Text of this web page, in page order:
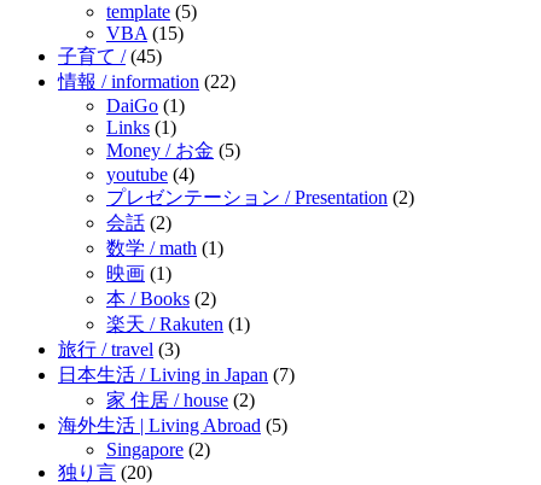
template (5)
VBA(15)
子育て /(45)
情報 / information (22)
DaiGo (1)
Links (1)
Money / お金 (5)
youtube (4)
プレゼンテーション / Presentation (2)
会話 (2)
数学 / math (1)
映画 (1)
本 / Books (2)
楽天 / Rakuten (1)
旅行 / travel (3)
日本生活 / Living in Japan (7)
家 住居 / house (2)
海外生活 | Living Abroad (5)
Singapore (2)
独り言 (20)